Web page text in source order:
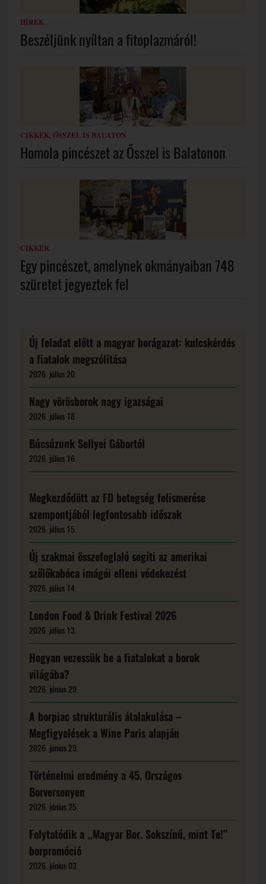
HÍREK
Beszéljünk nyíltan a fitoplazmáról!
CIKKEK ŐSSZEL IS BALATON
Homola pincészet az Ősszel is Balatonon
CIKKEK
Egy pincészet, amelynek okmányaiban 748
szüretet jegyeztek fel
Új feladat előtt a magyar borágazat: kulcskérdés
a fiatalok megszólítása
2026. július 20.
Nagy vörösborok nagy igazságai
2026. július 18.
Búcsúzunk Sellyei Gábortól
2026. július 16.
Megkezdődött az FD betegség felismerése
szempontjából legfontosabb időszak
2026. július 15.
Új szakmai összefoglaló segíti az amerikai
szőlőkabóca imágói elleni védekezést
2026. július 14.
London Food & Drink Festival 2026
2026. július 13.
Hogyan vezessük be a fiatalokat a borok
világába?
2026. június 29.
A borpiac strukturális átalakulása –
Megfigyelések a Wine Paris alapján
2026. június 29.
Történelmi eredmény a 45. Országos
Borversenyen
2026. június 25.
Folytatódik a „Magyar Bor. Sokszínű, mint Te!”
borpromóció
2026. június 03.